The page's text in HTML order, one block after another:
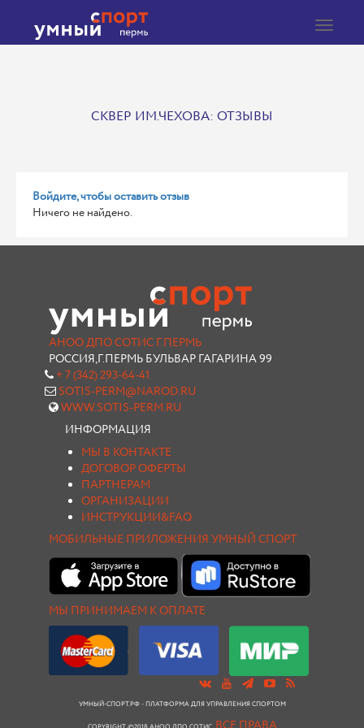
Toggle
СКВЕР ИМ.ЧЕХОВА: ОТЗЫВЫ
Войдите, чтобы оставить отзыв
Ничего не найдено.
АНОО ДПО СОТИС Г.ПЕРМЬ
РОССИЯ,Г.ПЕРМЬ БУЛЬВАР ГАГАРИНА 99
+ 7 (342) 293-64-41
SOTIS-PERM@NAROD.RU
WWW.SOTIS-PERM.RU
ИНФОРМАЦИЯ
МЫ В КОНТАКТЕ
ДОГОВОР ОФЕРТЫ
ПАРТНЕРАМ
ОРГАНИЗАЦИИ
ИНСТРУКЦИИ&FAQ
МОБИЛЬНЫЕ ПРИЛОЖЕНИЯ УМНЫЙ СПОРТ
МЫ ПРИНИМАЕМ К ОПЛАТЕ
УМНЫЙ-СПОРТ.РФ - ПЛАТФОРМА ДЛЯ УПРАВЛЕНИЯ СПОРТОМ